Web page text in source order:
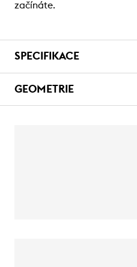
začínáte.
SPECIFIKACE
GEOMETRIE